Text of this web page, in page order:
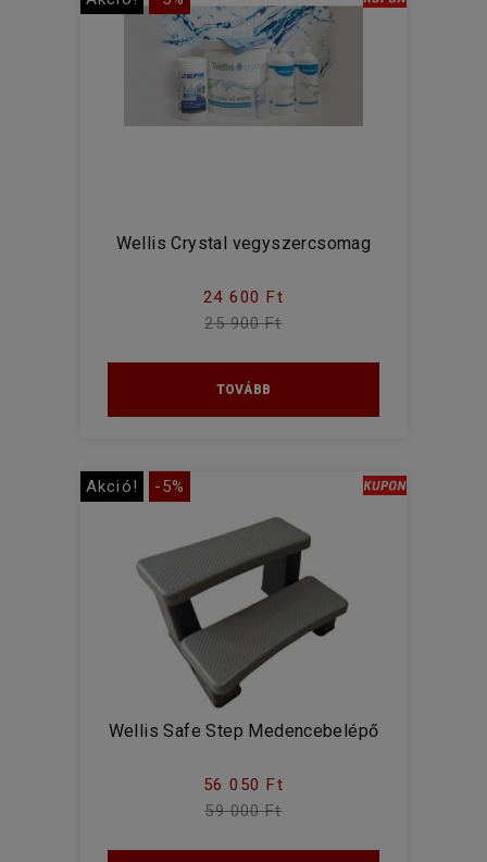
Wellis Crystal vegyszercsomag
24 600 Ft
25 900 Ft
TOVÁBB
Akció! -5%
Wellis Safe Step Medencebelépő
56 050 Ft
59 000 Ft